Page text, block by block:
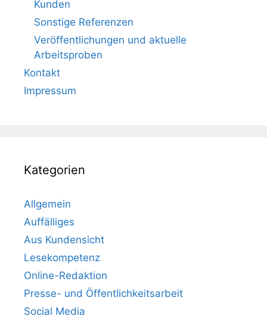
Kunden
Sonstige Referenzen
Veröffentlichungen und aktuelle
Arbeitsproben
Kontakt
Impressum
Kategorien
Allgemein
Auffälliges
Aus Kundensicht
Lesekompetenz
Online-Redaktion
Presse- und Öffentlichkeitsarbeit
Social Media